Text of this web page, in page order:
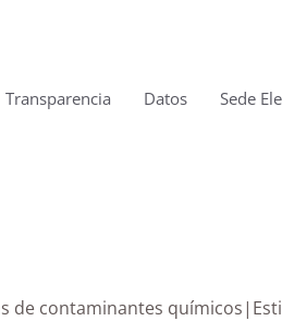
Transparencia Datos Sede
de contaminantes